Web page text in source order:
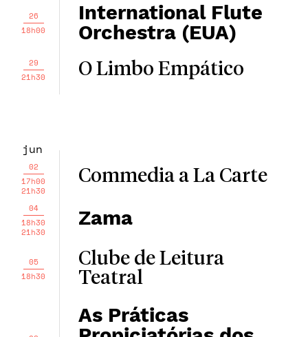
26
18h00
International Flute
Orchestra (EUA)
29
21h30
O Limbo Empático
jun
02
17h00
21h30
Commedia a La Carte
04
18h30
21h30
Zama
05
18h30
Clube de Leitura
Teatral
As Práticas